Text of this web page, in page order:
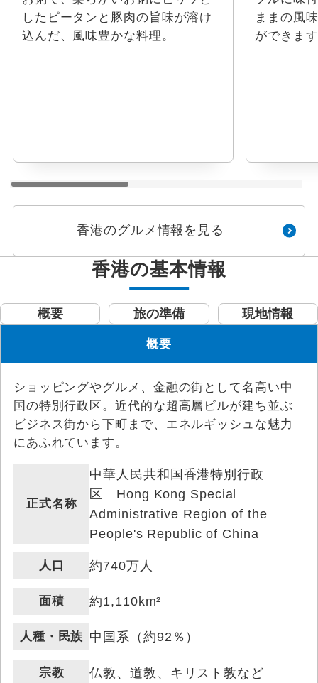
したピータンと豚肉の旨味が溶け
込んだ、風味豊かな料理。
ままの風
ができま
香港のグルメ情報を見る
香港の基本情報
概要 旅の準備 現地情報
概要
ショッピングやグルメ、金融の街として名高い中
国の特別行政区。近代的な超高層ビルが建ち並ぶ
ビジネス街から下町まで、エネルギッシュな魅力
にあふれています。
正式名称
中華人民共和国香港特別行政
区 Hong Kong Special
Administrative Region of the
People's Republic of China
人口 約740万人
面積 約1,110km²
人種・民族 中国系（約92％）
宗教 仏教、道教、キリスト教など